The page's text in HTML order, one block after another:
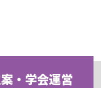
・学会運営